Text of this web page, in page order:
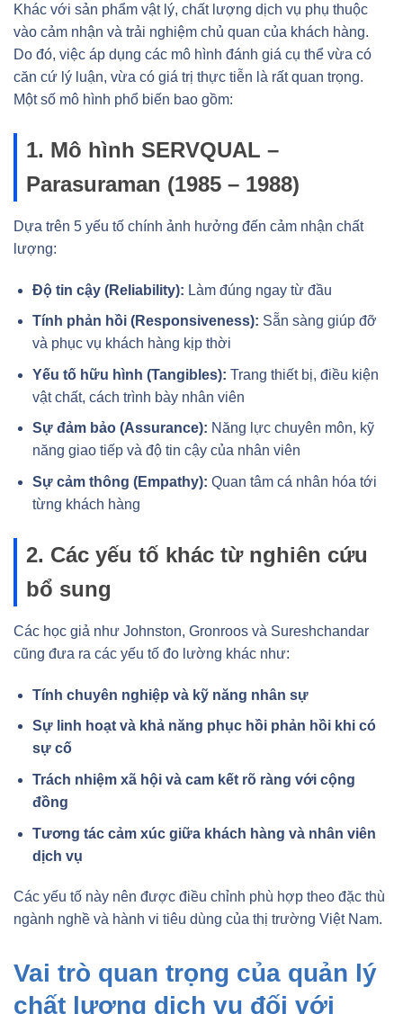
Khác với sản phẩm vật lý, chất lượng dịch vụ phụ thuộc
vào cảm nhận và trải nghiệm chủ quan của khách hàng.
Do đó, việc áp dụng các mô hình đánh giá cụ thể vừa có
căn cứ lý luận, vừa có giá trị thực tiễn là rất quan trọng.
Một số mô hình phổ biến bao gồm:
1. Mô hình SERVQUAL –
Parasuraman (1985 – 1988)
Dựa trên 5 yếu tố chính ảnh hưởng đến cảm nhận chất
lượng:
Độ tin cậy (Reliability): Làm đúng ngay từ đầu
Tính phản hồi (Responsiveness): Sẵn sàng giúp đỡ
và phục vụ khách hàng kịp thời
Yếu tố hữu hình (Tangibles): Trang thiết bị, điều kiện
vật chất, cách trình bày nhân viên
Sự đảm bảo (Assurance): Năng lực chuyên môn, kỹ
năng giao tiếp và độ tin cậy của nhân viên
Sự cảm thông (Empathy): Quan tâm cá nhân hóa tới
từng khách hàng
2. Các yếu tố khác từ nghiên cứu
bổ sung
Các học giả như Johnston, Gronroos và Sureshchandar
cũng đưa ra các yếu tố đo lường khác như:
Tính chuyên nghiệp và kỹ năng nhân sự
Sự linh hoạt và khả năng phục hồi phản hồi khi có
sự cố
Trách nhiệm xã hội và cam kết rõ ràng với cộng
đồng
Tương tác cảm xúc giữa khách hàng và nhân viên
dịch vụ
Các yếu tố này nên được điều chỉnh phù hợp theo đặc thù
ngành nghề và hành vi tiêu dùng của thị trường Việt Nam.
Vai trò quan trọng của quản lý
chất lượng dịch vụ đối với